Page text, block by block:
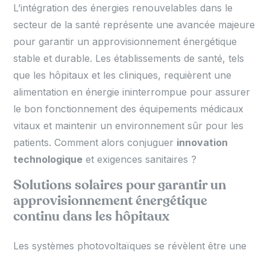
L’intégration des énergies renouvelables dans le
secteur de la santé représente une avancée majeure
pour garantir un approvisionnement énergétique
stable et durable. Les établissements de santé, tels
que les hôpitaux et les cliniques, requièrent une
alimentation en énergie ininterrompue pour assurer
le bon fonctionnement des équipements médicaux
vitaux et maintenir un environnement sûr pour les
patients. Comment alors conjuguer innovation
technologique et exigences sanitaires ?
Solutions solaires pour garantir un
approvisionnement énergétique
continu dans les hôpitaux
Les systèmes photovoltaïques se révèlent être une